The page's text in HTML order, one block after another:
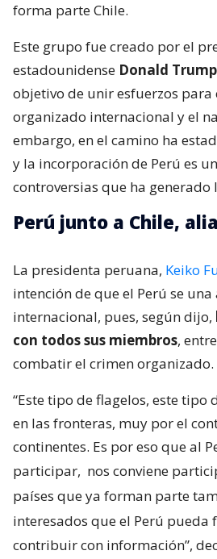
forma parte Chile.
Este grupo fue creado por el
estadounidense Donald Trump
objetivo de unir esfuerzos
organizado internacional y el
embargo, en el camino ha
y la incorporación de Perú es
controversias que ha generado
Perú junto a Chile,
La presidenta peruana, Keiko
intención de que el Perú se una
internacional, pues, según dijo,
con todos sus miembros,
combatir el crimen organizado.
“Este tipo de flagelos, este tipo
en las fronteras, muy por el
continentes. Es por eso que al
participar, nos conviene
países que ya forman parte
interesados que el Perú pueda
contribuir con información”,